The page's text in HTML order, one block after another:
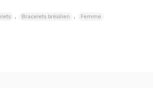
, Bracelets brésilien , Femme